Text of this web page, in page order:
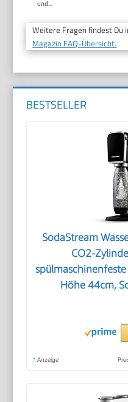
und...
Weitere Fragen findest Du
Magazin FAQ-Übersicht.
BESTSELLER
SodaStream
CO2-
Höhe 44cm,
* Anzeige